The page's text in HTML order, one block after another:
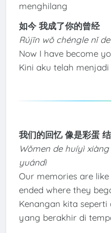
menghilang
如今 我成了你的曾经
Rújīn wǒ chéngle nǐ
Now I have become
Kini aku telah
我们的回忆 像是彩蛋
Wǒmen de huíyì
yuándì
Our memories are
ended where they
Kenangan kita
yang berakhir di